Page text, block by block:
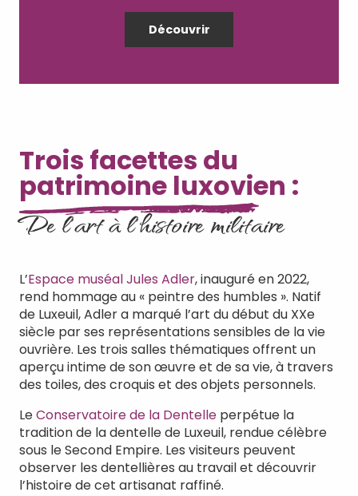
Découvrir
Trois facettes du
patrimoine luxovien :
De l'art à l'histoire militaire
L’Espace muséal Jules Adler, inauguré en 2022,
rend hommage au « peintre des humbles ». Natif
de Luxeuil, Adler a marqué l’art du début du XXe
siècle par ses représentations sensibles de la vie
ouvrière. Les trois salles thématiques offrent un
aperçu intime de son œuvre et de sa vie, à travers
des toiles, des croquis et des objets personnels.
LeConservatoire de la Dentelle perpétue la
tradition de la dentelle de Luxeuil, rendue célèbre
sous le Second Empire. Les visiteurs peuvent
observer les dentellières au travail et découvrir
l’histoire de cet artisanat raffiné.